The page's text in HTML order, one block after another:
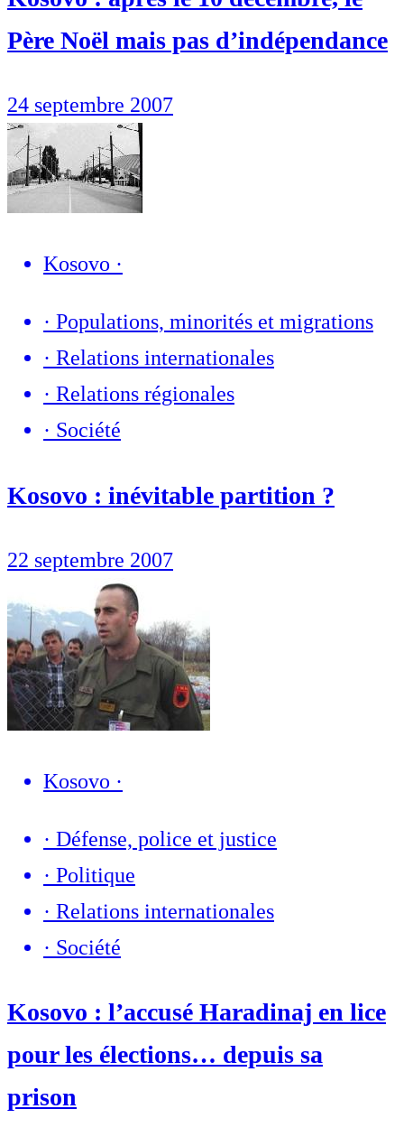
Père Noël mais pas d’indépendance
24 septembre 2007
Kosovo ·
· Populations, minorités et migrations
· Relations internationales
· Relations régionales
· Société
Kosovo : inévitable partition ?
22 septembre 2007
Kosovo ·
· Défense, police et justice
· Politique
· Relations internationales
· Société
Kosovo : l’accusé Haradinaj en lice
pour les élections… depuis sa
prison